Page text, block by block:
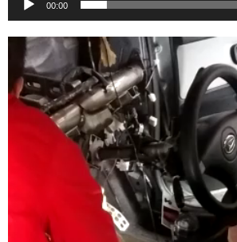
00:00
Video
Player